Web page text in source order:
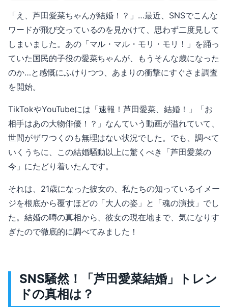
「え、芦田愛菜ちゃんが結婚！？」…最近、SNSでこんな
ワードが飛び交っているのを見かけて、思わず二度見して
しまいました。あの「マル・マル・モリ・モリ！」を踊っ
ていた国民的子役の愛菜ちゃんが、もうそんな歳になった
のか…と感慨にふけりつつ、あまりの衝撃にすぐさま調査
を開始。
TikTokやYouTubeには「速報！芦田愛菜、結婚！」「お
相手はあの大物俳優！？」なんていう動画が溢れていて、
世間がザワつくのも無理はない状況でした。でも、調べて
いくうちに、この結婚騒動以上に驚くべき「芦田愛菜の
今」にたどり着いたんです。
それは、21歳になった彼女の、私たちの知っているイメー
ジを根底から覆すほどの「大人の姿」と「魂の演技」でし
た。結婚の噂の真相から、彼女の現在地まで、気になりす
ぎたので徹底的に調べてみました！
SNS騒然！「芦田愛菜結婚」トレン
ドの真相は？